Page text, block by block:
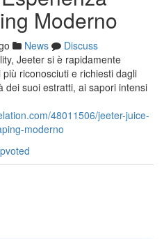
Moderno
News
Discuss
Jeeter si è rapidamente
riconosciuti e richiesti dagli
dei suoi estratti, ai sapori intensi
48011506/jeeter-juice-
moderno